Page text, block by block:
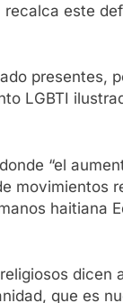
este
presentes,
LGBTI
“el
movimientos
haitiana
dicen
que es